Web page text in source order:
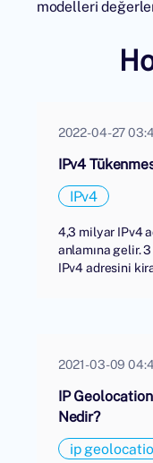
modelleri
2022-04-27
IPv4
IPv4
4,3 milyar IPv4
anlamına gelir.
IPv4 adresini
2021-03-09
IP
Nedir?
ip